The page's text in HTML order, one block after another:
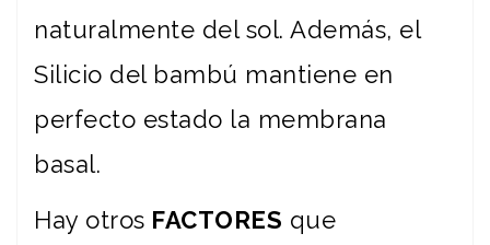
naturalmente del sol. Además, el
Silicio del bambú mantiene en
perfecto estado la membrana
basal.
Hay otros FACTORES que